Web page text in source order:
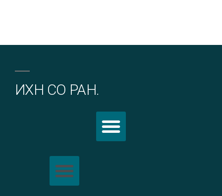
ИХН СО РАН.